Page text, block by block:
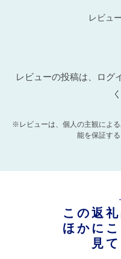
レビュ
レビューの投稿は、ログ
※レビューは、個人の主観によ
能を保証する
この返
ほかに
見